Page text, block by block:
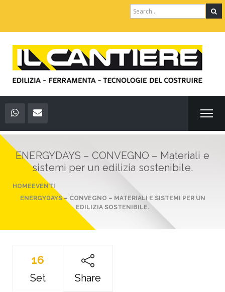
Search
for:
ENERGYDAYS – CONVEGNO – Materiali e
sistemi per un edilizia sostenibile.
HOMEEVENTI
ENERGYDAYS – CONVEGNO – MATERIALI E SISTEMI PER UN
EDILIZIA SOSTENIBILE.
16
Set Share